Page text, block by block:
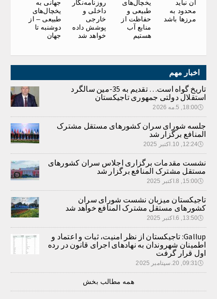
آن نباید
محدود به
مرزها باشد
یخچال‌های
طبیعی و
حفاظت از
منابع آب
هستیم
روزنامه‌نگار
داخلی و
خارجی
پوشش داده
خواهد شد
جهانی به
یخچال‌های
طبیعی – از
دوشنبه تا
جهان
اخبار مهم
تاریخ گواه است… تقدیم به 35-مین سالگرد
استقلال دولتی جمهوری تاجیکستان
🕔18:00, 5.مه 2026
جلسه شورای سران کشورهای مستقل مشترک
المنافع برگزار شد
🕔12:24, 10.اکتبر 2025
نشست مقدمات برگزاری اجلاس سران کشورهای
مستقل مشترک المنافع برگزار شد
🕔15:00, 8.اکتبر 2025
تاجیکستان میزبان نشست شورای سران
کشورهای مستقل مشترک المنافع خواهد شد
🕔13:50, 6.اکتبر 2025
Gallup: تاجیکستان از نظر امنیت، ثبات و اعتماد و
اطمینان شهروندان به نهادهای اجرای قانون در رده
اول قرار گرفت
🕔09:31, 20.سپتامبر 2025
همه مطالب بخش